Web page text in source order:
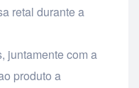
retal durante a
juntamente com a
produto a